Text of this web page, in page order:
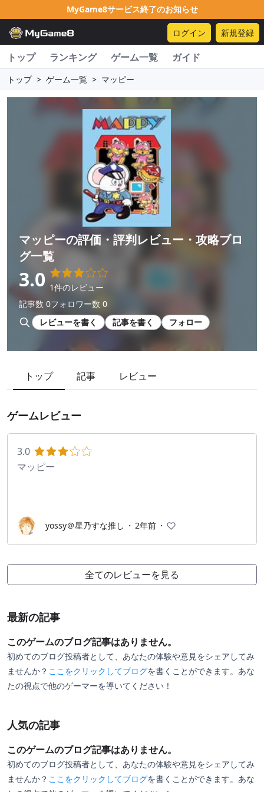
MyGame8サービス終了のお知らせ
ログイン 新規登録
トップ ランキング ゲーム一覧 ガイド
トップ > ゲーム一覧 > マッピー
マッピーの評価・評判レビュー・攻略ブロ
グ一覧
3.0 1件のレビュー
記事数 0フォロワー数 0
レビューを書く
記事を書く フォロー
トップ 記事 レビュー
ゲームレビュー
3.0
マッピー
yossy＠星乃すな推し ・ 2年前 ・
全てのレビューを見る
最新の記事
このゲームのブログ記事はありません。
初めてのブログ投稿者として、あなたの体験や意見をシェアしてみ
ませんか？ ここをクリックしてブログを書くことができます。あな
たの視点で他のゲーマーを導いてください！
人気の記事
このゲームのブログ記事はありません。
初めてのブログ投稿者として、あなたの体験や意見をシェアしてみ
ませんか？ ここをクリックしてブログを書くことができます。あな